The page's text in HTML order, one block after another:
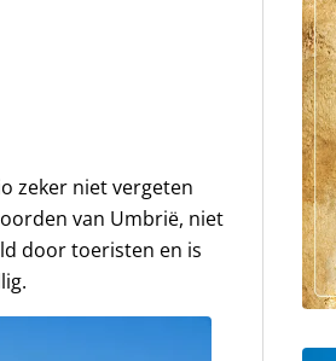
zeker niet vergeten
van Umbrië, niet
door toeristen en is